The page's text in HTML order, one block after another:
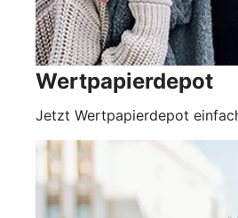
Wertpapierdepot
Jetzt Wertpapierdepot